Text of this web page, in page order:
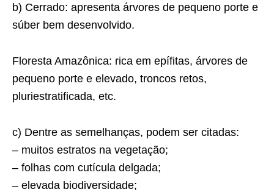
b) Cerrado: apresenta árvores de pequeno porte e
súber bem desenvolvido.
Floresta Amazônica: rica em epífitas, árvores de
pequeno porte e elevado, troncos retos,
pluriestratificada, etc.
c) Dentre as semelhanças, podem ser citadas:
– muitos estratos na vegetação;
– folhas com cutícula delgada;
– elevada biodiversidade;